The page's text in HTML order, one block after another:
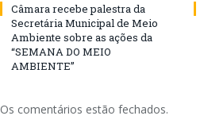
Câmara recebe palestra da
Secretária Municipal de Meio
Ambiente sobre as ações da
“SEMANA DO MEIO
AMBIENTE”
Os comentários estão fechados.